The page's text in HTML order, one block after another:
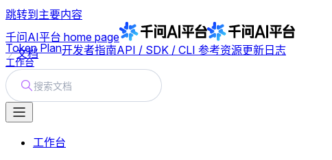
跳转到主要内容
千问AI平台 home page
文档
Token Plan开发者指南API / SDK / CLI 参考资源更新日志
工作台
搜索文档
工作台